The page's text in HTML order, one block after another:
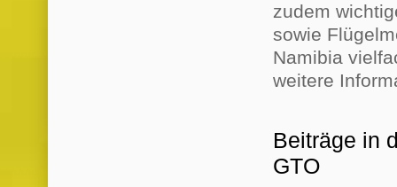
zudem
sowie
Namibia
weitere
Beiträge in
GTO